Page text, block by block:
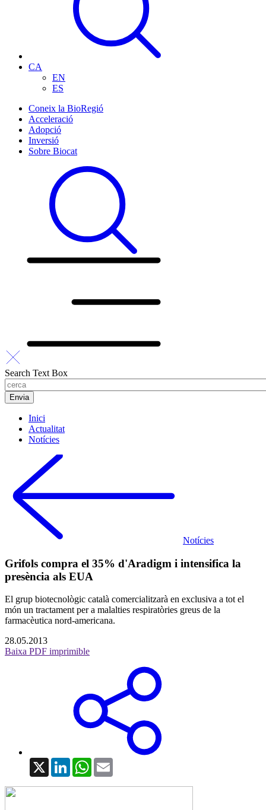
CA
EN
ES
Coneix la BioRegió
Acceleració
Adopció
Inversió
Sobre Biocat
Search Text Box
Inici
Actualitat
Notícies
Notícies
Grifols compra el 35% d'Aradigm i intensifica la
presència als EUA
El grup biotecnològic català comercialitzarà en exclusiva a tot el
món un tractament per a malalties respiratòries greus de la
farmacèutica nord-americana.
28.05.2013
Baixa PDF imprimible
X LinkedInWhatsApp